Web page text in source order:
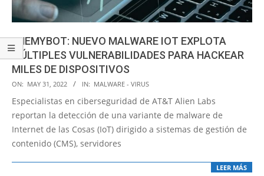
ENEMYBOT: NUEVO MALWARE IOT EXPLOTA
MÚLTIPLES VULNERABILIDADES PARA HACKEAR
MILES DE DISPOSITIVOS
2022-
05-
ON: MAY 31, 2022 IN: MALWARE - VIRUS
Especialistas en ciberseguridad de AT&T Alien Labs
reportan la detección de una variante de malware de
Internet de las Cosas (IoT) dirigido a sistemas de gestión de
contenido (CMS), servidores
LEER MÁS